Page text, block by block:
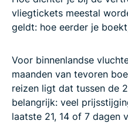
vliegtickets meestal
geldt: hoe eerder je
Voor binnenlandse
maanden van tevoren
reizen ligt dat tussen de
belangrijk: veel
laatste 21, 14 of 7 dagen